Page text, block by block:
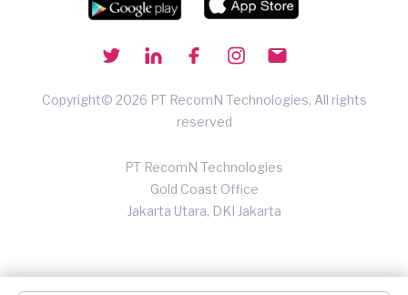
Copyright© 2026 PT RecomN Technologies, All rights
reserved
PT RecomN Technologies
Gold Coast Office
Jakarta Utara, DKI Jakarta